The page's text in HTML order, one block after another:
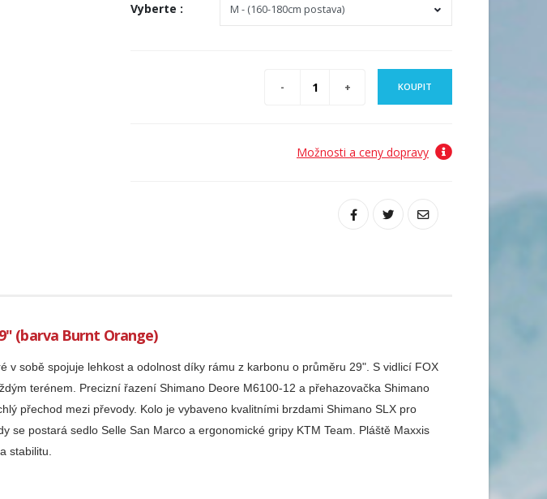
Vyberte :
KOUPIT
Možnosti a ceny dopravy
(barva Burnt Orange)
v sobě spojuje lehkost a odolnost díky rámu z karbonu o průměru 29". S vidlicí FOX
terénem. Precizní řazení Shimano Deore M6100-12 a přehazovačka Shimano
přechod mezi převody. Kolo je vybaveno kvalitními brzdami Shimano SLX pro
se postará sedlo Selle San Marco a ergonomické gripy KTM Team. Pláště Maxxis
stabilitu.